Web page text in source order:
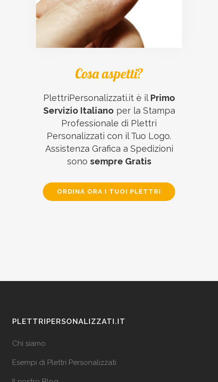
Cosa aspetti?
PlettriPersonalizzati.it è il Primo
Servizio Italiano per la Stampa
Professionale di Plettri
Personalizzati con il Tuo Logo.
Assistenza Grafica a Spedizioni
sono sempre Gratis
ORDINA ORA I TUOI PLETTRI
PLETTRIPERSONALIZZATI.IT
Chi siamo
Esempi di Plettri Personalizzati